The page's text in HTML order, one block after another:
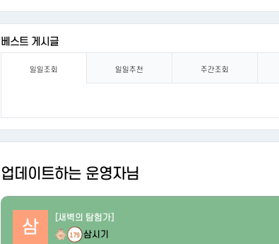
베스트 게시글
일일조회 일일추천 주간조회
업데이트하는 운영자님
삼 [새벽의 탐험가]
179 삼시기